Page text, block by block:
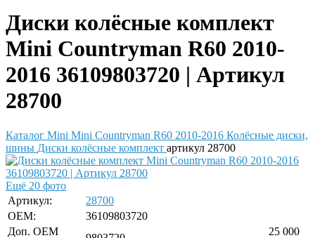
Диски колёсные комплект
Mini Countryman R60 2010-
2016 36109803720 | Артикул
28700
Каталог Mini Mini Countryman R60 2010-2016 Колёсные диски,
шины Диски колёсные комплект артикул 28700
Ещё 20 фото
Артикул:
28700
25 000
OEM:
36109803720
Доп. ОЕМ